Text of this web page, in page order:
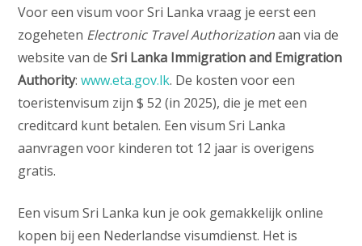
Voor een visum voor Sri Lanka vraag je eerst een
zogeheten Electronic Travel Authorizationaan via de
website van deSri Lanka Immigration and Emigration
Authority:www.eta.gov.lk. De kosten voor een
toeristenvisum zijn $ 52 (in 2025), die je met een
creditcard kunt betalen. Een visum Sri Lanka
aanvragen voor kinderen tot 12 jaar is overigens
gratis.
Een visum Sri Lanka kun je ook gemakkelijk online
kopen bij een Nederlandse visumdienst. Het is